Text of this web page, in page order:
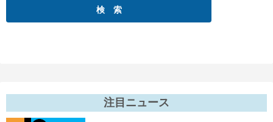
注目ニュース